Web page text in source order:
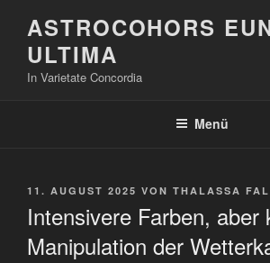
Inhalt
springen
ASTROCOHORS
ULTIMA
In Varietate Concordia
Menü
VERÖFFENTLICHT
11. AUGUST 2025 VON THALASSA
Intensivere Farben, aber
Manipulation der